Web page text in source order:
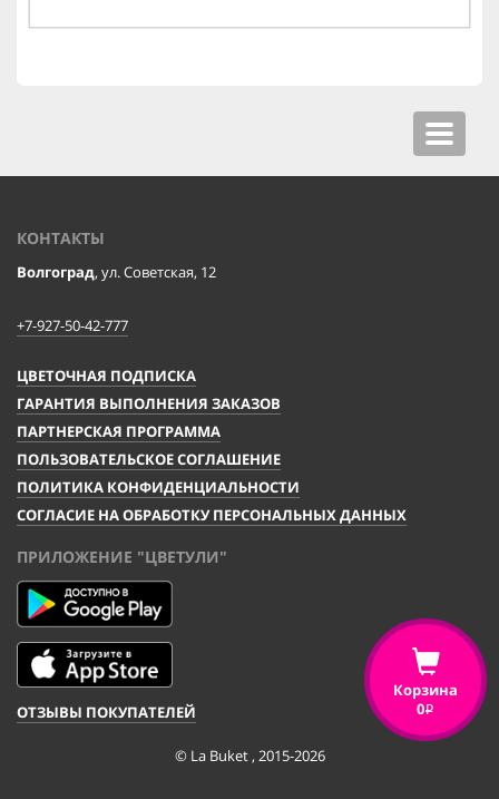
Toggle
КОНТАКТЫ
Волгоград, ул. Советская, 12
+7-927-50-42-777
ЦВЕТОЧНАЯ ПОДПИСКА
ГАРАНТИЯ ВЫПОЛНЕНИЯ ЗАКАЗОВ
ПАРТНЕРСКАЯ ПРОГРАММА
ПОЛЬЗОВАТЕЛЬСКОЕ СОГЛАШЕНИЕ
ПОЛИТИКА КОНФИДЕНЦИАЛЬНОСТИ
СОГЛАСИЕ НА ОБРАБОТКУ ПЕРСОНАЛЬНЫХ ДАННЫХ
ПРИЛОЖЕНИЕ "ЦВЕТУЛИ"
ОТЗЫВЫ ПОКУПАТЕЛЕЙ
© La Buket , 2015-2026
Корзина
0i